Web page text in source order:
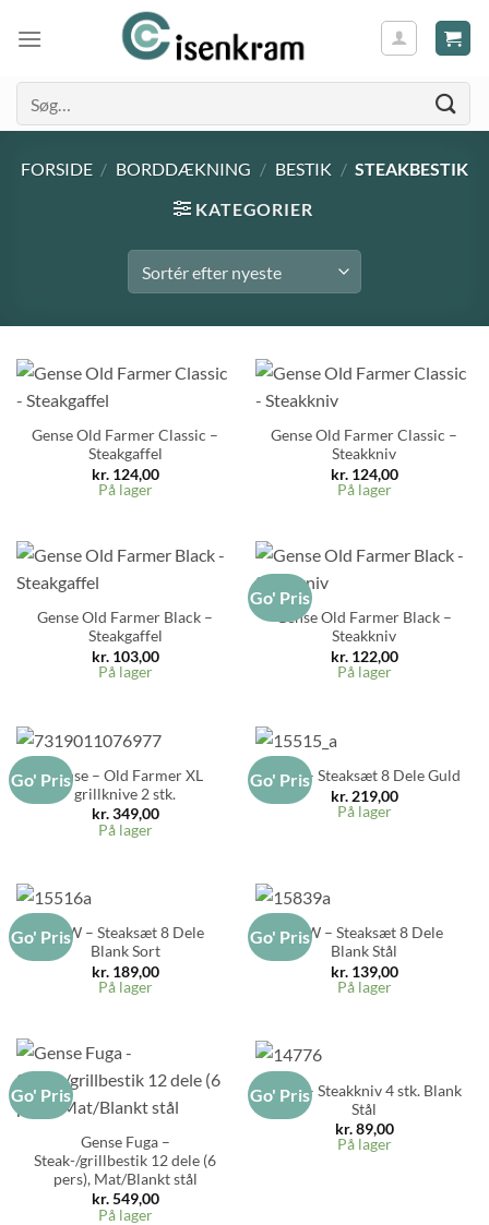
efter:
FORSIDE / BORDDÆKNING / BESTIK / STEAKBESTIK
KATEGORIER
Gense Old Farmer Classic –
Steakgaffel
kr.124,00
På lager
Gense Old Farmer Classic –
Steakkniv
kr.124,00
På lager
Gense Old Farmer Black –
Steakgaffel
kr.103,00
På lager
Go' Pris
Gense Old Farmer Black –
Steakkniv
kr.122,00
På lager
Go' PrisGense – Old Farmer XL
grillknive 2 stk.
kr.349,00
På lager
Go' Pris
RAW – Steaksæt 8 Dele Guld
kr.219,00
På lager
Go' PrisRAW – Steaksæt 8 Dele
Blank Sort
kr.189,00
På lager
Go' PrisRAW – Steaksæt 8 Dele
Blank Stål
kr.139,00
På lager
Go' Pris
Gense Fuga –
Steak-/grillbestik 12 dele (6
pers), Mat/Blankt stål
kr.549,00
På lager
Go' Pris
RAW – Steakkniv 4 stk. Blank
Stål
kr.89,00
På lager